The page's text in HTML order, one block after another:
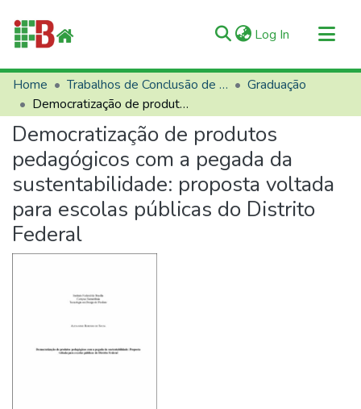
Log In (current)
Communities & Collections
All of RIIFB
Manuals and Terms
Statistics
About RIIFB
Help
Contacts
Home Trabalhos de Conclusão de Curso (TCCs)
Graduação
Democratização de produtos pedagógicos com a pegada da sustentabilidade: proposta voltada para escolas públicas do Distrito Federal
Democratização de produtos
pedagógicos com a pegada da
sustentabilidade: proposta voltada
para escolas públicas do Distrito
Federal